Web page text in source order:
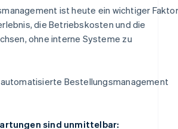
ist heute ein wichtiger Faktor
die Betriebskosten und die
ohne interne Systeme zu
Bestellungsmanagement
sind unmittelbar: